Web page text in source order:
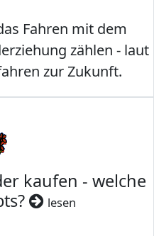
Fahren mit dem
zählen - laut
zur Zukunft.
kaufen - welche
lesen